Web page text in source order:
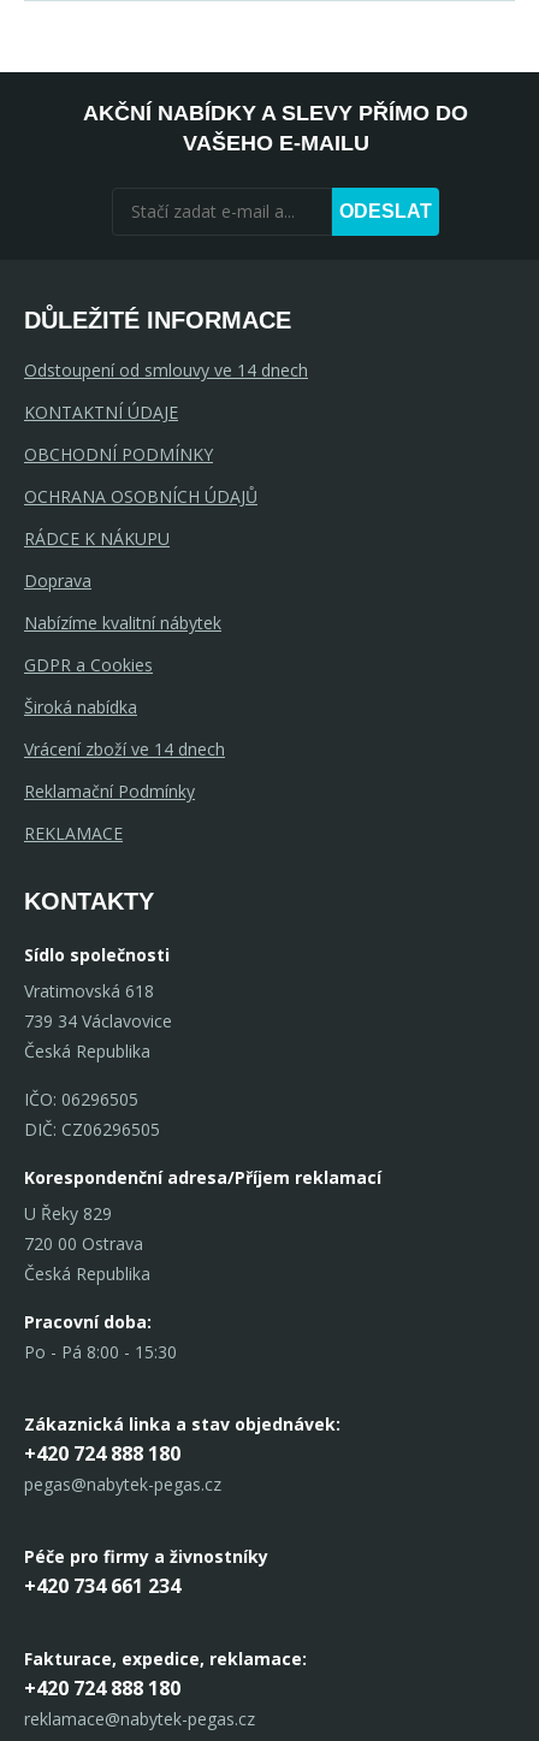
AKČNÍ NABÍDKY A SLEVY PŘÍMO DO
VAŠEHO E-MAILU
ODESLAT
DŮLEŽITÉ INFORMACE
Odstoupení od smlouvy ve 14 dnech
KONTAKTNÍ ÚDAJE
OBCHODNÍ PODMÍNKY
OCHRANA OSOBNÍCH ÚDAJŮ
RÁDCE K NÁKUPU
Doprava
Nabízíme kvalitní nábytek
GDPR a Cookies
Široká nabídka
Vrácení zboží ve 14 dnech
Reklamační Podmínky
REKLAMACE
KONTAKTY
Sídlo společnosti
Vratimovská 618
739 34 Václavovice
Česká Republika
IČO: 06296505
DIČ: CZ06296505
Korespondenční adresa/Příjem reklamací
U Řeky 829
720 00 Ostrava
Česká Republika
Pracovní doba:
Po - Pá 8:00 - 15:30
Zákaznická linka a stav objednávek:
+420 724 888 180
pegas@nabytek-pegas.cz
Péče pro firmy a živnostníky
+420 734 661 234
Fakturace, expedice, reklamace:
+420 724 888 180
reklamace@nabytek-pegas.cz